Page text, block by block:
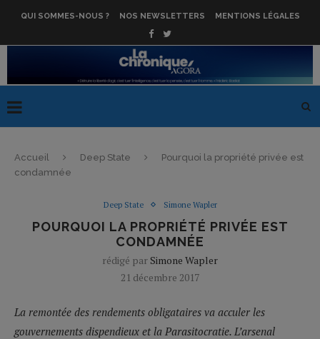
QUI SOMMES-NOUS ? NOS NEWSLETTERS MENTIONS LÉGALES
Accueil Deep State
Pourquoi la propriété privée est
condamnée
Deep State Simone Wapler
POURQUOI LA PROPRIÉTÉ PRIVÉE EST
CONDAMNÉE
rédigé par Simone Wapler
21 décembre 2017
La remontée des rendements obligataires va acculer les
gouvernements dispendieux et la Parasitocratie. L’arsenal